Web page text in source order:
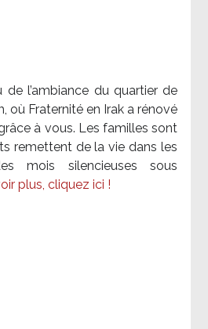
de l’ambiance du quartier de
où Fraternité en Irak a rénové
à vous. Les familles sont
remettent de la vie dans les
mois silencieuses sous
plus, cliquez ici !